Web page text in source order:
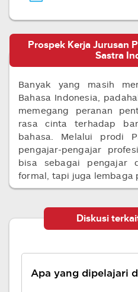
Prospek Kerja Jurusan
Sastra
Banyak yang masih
Bahasa Indonesia,
memegang peranan
rasa cinta terhadap
bahasa. Melalui prodi
pengajar-pengajar
bisa sebagai pengajar
formal, tapi juga lembaga
Diskusi
Apa yang dipelajari